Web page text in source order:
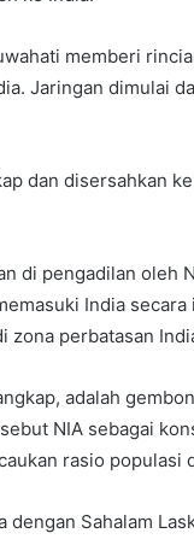
memberi
Jaringan dimulai
dan disersahkan
di pengadilan oleh
India
perbatasan
adalah
NIA sebagai
rasio populasi
Sahalam